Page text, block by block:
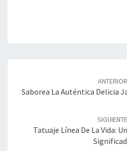
entradas
ANTERIOR
Saborea La Auténtica Delicia
SIGUIENTE
Tatuaje Línea De La Vida: